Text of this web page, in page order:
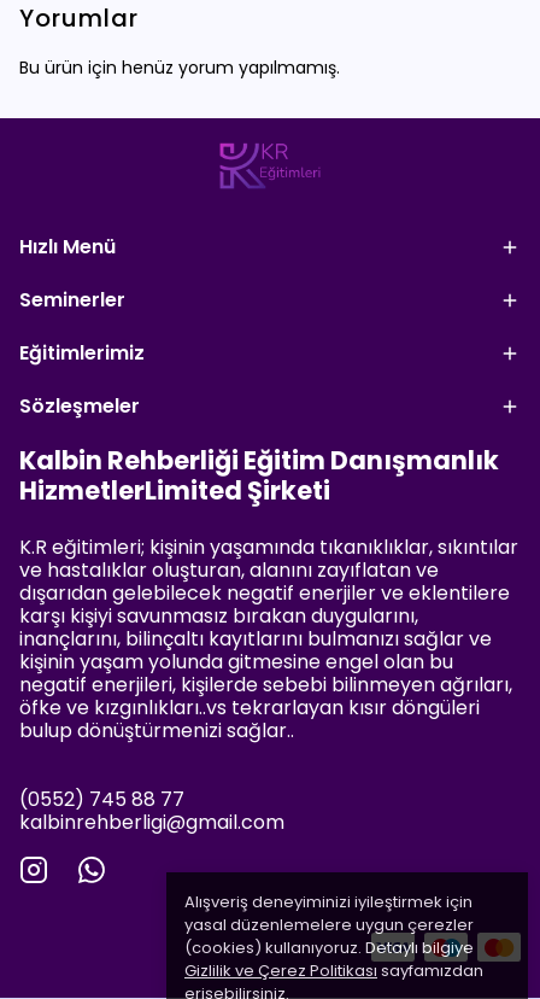
Alışveriş deneyiminizi iyileştirmek için
yasal düzenlemelere uygun çerezler
(cookies) kullanıyoruz. Detaylı bilgiye
Gizlilik ve Çerez Politikası sayfamızdan
erişebilirsiniz.
Yorumlar
Bu ürün için henüz yorum yapılmamış.
Hızlı Menü
Seminerler
Eğitimlerimiz
Sözleşmeler
Kalbin Rehberliği Eğitim Danışmanlık
HizmetlerLimited Şirketi
K.R eğitimleri; kişinin yaşamında tıkanıklıklar, sıkıntılar
ve hastalıklar oluşturan, alanını zayıflatan ve
dışarıdan gelebilecek negatif enerjiler ve eklentilere
karşı kişiyi savunmasız bırakan duygularını,
inançlarını, bilinçaltı kayıtlarını bulmanızı sağlar ve
kişinin yaşam yolunda gitmesine engel olan bu
negatif enerjileri, kişilerde sebebi bilinmeyen ağrıları,
öfke ve kızgınlıkları..vs tekrarlayan kısır döngüleri
bulup dönüştürmenizi sağlar..
(0552) 745 88 77
kalbinrehberligi@gmail.com